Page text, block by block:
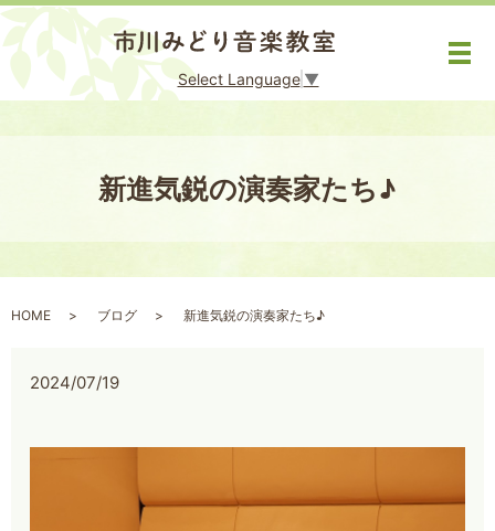
Select Language ▼
メ
新進気鋭の演奏家たち♪
HOME ブログ 新進気鋭の演奏家たち♪
2024/07/19